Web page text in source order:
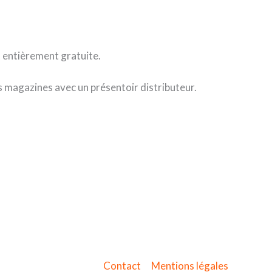
entièrement gratuite.
avec un présentoir distributeur.
Contact Mentions légales